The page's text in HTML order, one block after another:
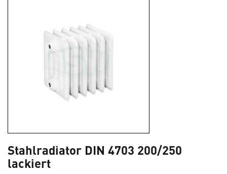
Stahlradiator DIN 4703 200/250
lackiert